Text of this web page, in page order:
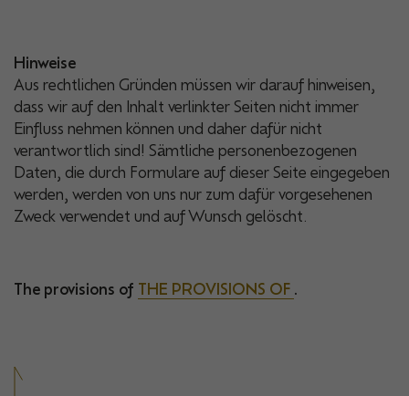
Hinweise
Aus rechtlichen Gründen müssen wir darauf hinweisen,
dass wir auf den Inhalt verlinkter Seiten nicht immer
Einfluss nehmen können und daher dafür nicht
verantwortlich sind! Sämtliche personenbezogenen
Daten, die durch Formulare auf dieser Seite eingegeben
werden, werden von uns nur zum dafür vorgesehenen
Zweck verwendet und auf Wunsch gelöscht.
The provisions of THE PROVISIONS OF .